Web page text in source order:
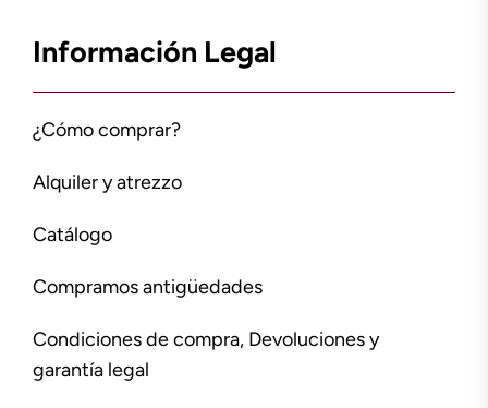
Información Legal
¿Cómo comprar?
Alquiler y atrezzo
Catálogo
Compramos antigüedades
Condiciones de compra, Devoluciones y
garantía legal